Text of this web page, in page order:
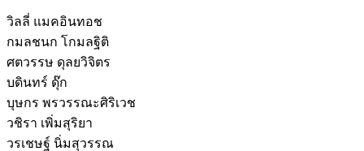
วิลลี่ แมคอินทอช
กมลชนก โกมลฐิติ
ศตวรรษ ดุลยวิจิตร
บดินทร์ ดุ๊ก
บุษกร พรวรรณะศิริเวช
วชิรา เพิ่มสุริยา
วรเชษฐ์ นิ่มสุวรรณ